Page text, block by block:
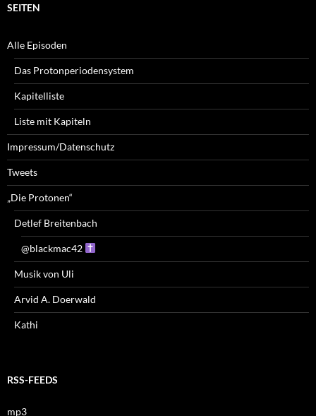
SEITEN
Alle Episoden
Das Protonperiodensystem
Kapitelliste
Liste mit Kapiteln
Impressum/Datenschutz
Tweets
„Die Protonen“
Detlef Breitenbach
@blackmac42
Musik von Uli
Arvid A. Doerwald
Kathi
RSS-FEEDS
mp3